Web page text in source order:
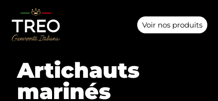
Voir nos produits
Artichauts
marinés